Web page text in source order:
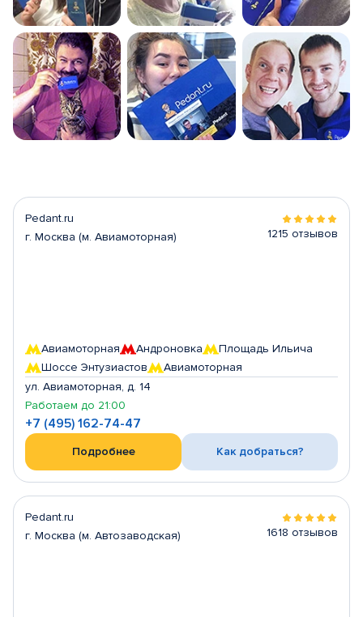
Pedant.ru
г. Москва (м. Авиамоторная)
1215 отзывов
Авиамоторная Андроновка
Площадь Ильича
Шоссе Энтузиастов
Авиамоторная
ул. Авиамоторная, д. 14
Работаем до 21:00
+7 (495) 162-74-47
Подробнее Как добраться?
Pedant.ru
г. Москва (м. Автозаводская)
1618 отзывов